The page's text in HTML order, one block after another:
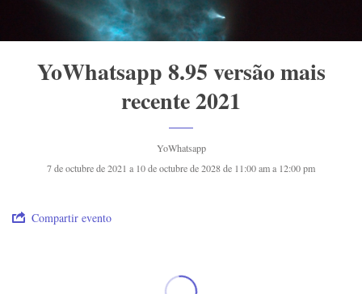
YoWhatsapp 8.95 versão mais
recente 2021
YoWhatsapp
7 de octubre de 2021 a 10 de octubre de 2028 de 11:00 am a 12:00 pm
Compartir evento